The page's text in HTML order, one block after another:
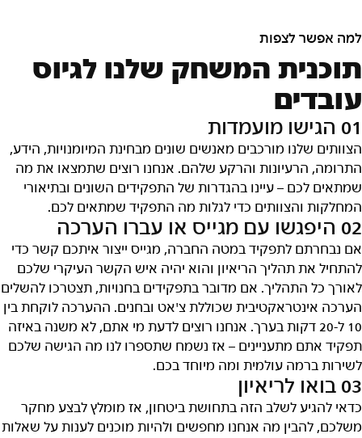
למה אפשר לצפות
תוכנית המשחק שלנו לגיוס
עובדים
01 הגישו מועמדות
הצוותים שלנו מורכבים מאנשים שונים מבחינת המיומנויות, הידע,
התרומה, הרעיונות והרקע שלהם. אנחנו רוצים שתמצאו את מה
שמתאים לכם – עיינו בהגדרות של התפקידים השונים ובתיאורי
המחלקות והצוותים כדי לגלות מה התפקיד שמתאים לכם.
02 היפגשו עם מגייס או עברו הערכה
אם נבחרתם לתפקיד במטה החברה, מגייס ייצור איתכם קשר כדי
להתחיל את תהליך הריאיון והוא יהיה איש הקשר העיקרי שלכם
לאורך כל התהליך. אם מדובר בתפקידים בחנויות, תצטרכו להשלים
הערכה אינטראקטיבית שכוללת צ'אט ובחנים. ההערכה לוקחת בין
10 ל-20 דקות בערך. אנחנו רוצים לדעת מי אתם, לא משנה באיזה
תפקיד אתם מתעניינים – אז נשמח שתספרו לנו מה הגישה שלכם
לשירות ברמה עולמית ומה מיוחד בכם.
03 בואו לריאיון
כדאי להגיע לשלב הזה בתחושת ביטחון, אז מומלץ לבצע מחקר
משלכם, להבין מה אנחנו מחפשים ולהיות מוכנים לענות על שאלות